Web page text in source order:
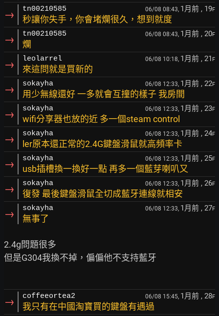
→ tn00210585 06/08 08:43, 1月前 , 19F
秒讓你失手，你會堵爛很久，想到就度
→ tn00210585 06/08 08:43, 1月前 , 20F
爛
→ leolarrel 06/08 10:18, 1月前 , 21 F
來這問就是買新的
→ sokayha 06/08 12:33, 1月前 , 22F
用少無線還好 一多就會互撞的樣子 我房間
→ sokayha 06/08 12:33, 1月前 , 23F
wifi分享器也放的近 多一個steam control
→ sokayha 06/08 12:33, 1月前 , 24F
ler原本還正常的2.4G鍵盤滑鼠就高頻率卡
→ sokayha 06/08 12:33, 1月前 , 25F
usb插槽換一換好一點 再多一個藍芽喇叭又
→ sokayha 06/08 12:33, 1月前 , 26F
復發 最後鍵盤滑鼠全切成藍牙連線就相安
→ sokayha 06/08 12:33, 1月前 , 27F
無事了
2.4g問題很多
但是G304我換不掉，偏偏他不支持藍牙
→ coffeeortea2 06/08 15:45, 1月前 , 28F
我只有在中國淘寶買的鍵盤有遇過